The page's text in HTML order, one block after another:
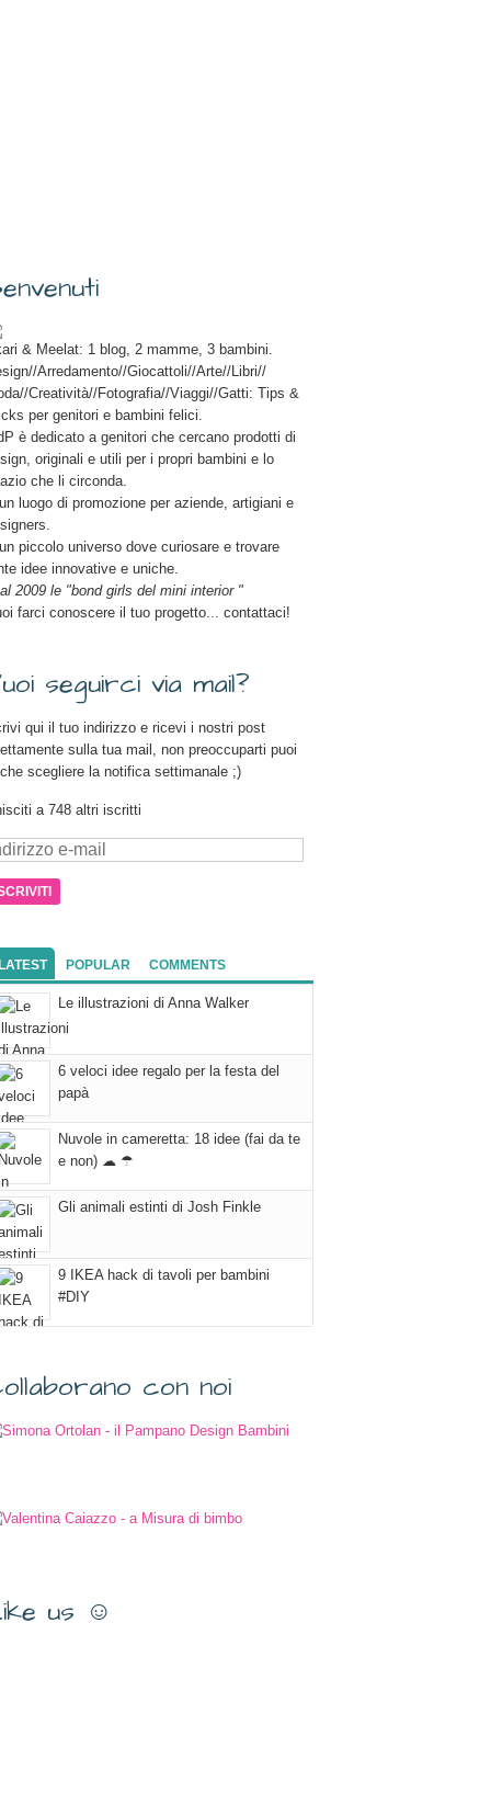
& Meelat: 1 blog, 2 mamme, 3 bambini.
Arredamento//Giocattoli//Arte//Libri//
Creatività//Fotografia//Viaggi//Gatti: Tips &
per genitori e bambini felici.
è dedicato a genitori che cercano prodotti di
originali e utili per i propri bambini e lo
che li circonda.
luogo di promozione per aziende, artigiani e
piccolo universo dove curiosare e trovare
idee innovative e uniche.
2009 le "bond girls del mini interior "
farci conoscere il tuo progetto... contattaci!
seguirci via mail?
qui il tuo indirizzo e ricevi i nostri post
sulla tua mail, non preoccuparti puoi
scegliere la notifica settimanale ;)
a 748 altri iscritti
POPULAR COMMENTS
Le illustrazioni di Anna Walker
6 veloci idee regalo per la festa del
papà
Nuvole in cameretta: 18 idee (fai da te
e non) ☁ ☂
Gli animali estinti di Josh Finkle
9 IKEA hack di tavoli per bambini
#DIY
con noi
us ☺